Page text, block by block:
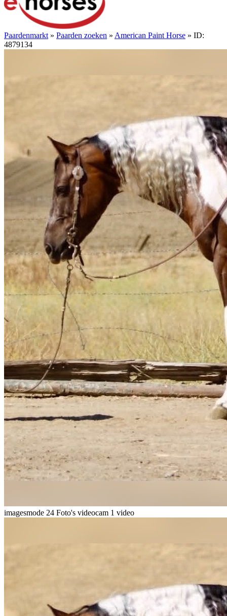
Paardenmarkt » Paarden zoeken » American Paint Horse » ID:
4879134
imagesmode 24 Foto's videocam 1 video